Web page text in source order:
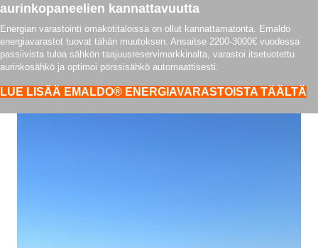
aurinkopaneelien kannattavuutta
Energian varastointi omakotitaloissa on ollut kannattamatonta. Emaldo
energiavarastot tuovat tähän muutoksen. Ansaitse 2200-3000€ vuodessa
passiivista tuloa sähkön taajuusreservimarkkinalta, varastoi itsetuotettu
aurinkosähkö ja optimoi pörssisähkö automaattisesti.
LUE LISÄÄ EMALDO® ENERGIAVARASTOISTA TÄÄLTÄ